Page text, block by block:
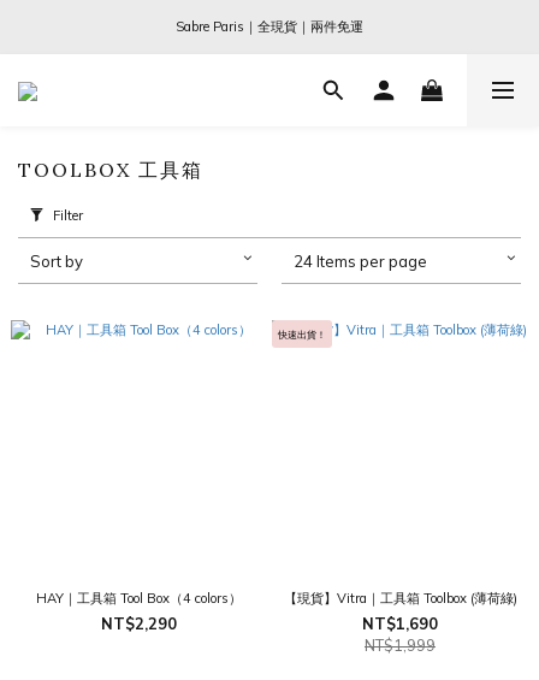
Ogata x 坂本龍一 ｜大師珍藏系列
Sabre Paris｜全現貨｜兩件免運
Ogata x 坂本龍一 ｜大師珍藏系列
TOOLBOX 工具箱
Filter
Sort by 24 Items per page
HAY｜工具箱 Tool Box（4 colors）
NT$2,290
快速出貨！
【現貨】Vitra｜工具箱 Toolbox (薄荷綠)
NT$1,690
NT$1,999